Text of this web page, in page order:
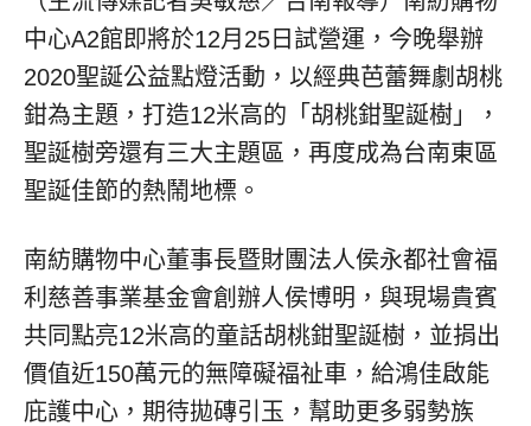
中心A2館即將於12月25日試營運，今晚舉辦
2020聖誕公益點燈活動，以經典芭蕾舞劇胡桃
鉗為主題，打造12米高的「胡桃鉗聖誕樹」，
聖誕樹旁還有三大主題區，再度成為台南東區
聖誕佳節的熱鬧地標。
南紡購物中心董事長暨財團法人侯永都社會福
利慈善事業基金會創辦人侯博明，與現場貴賓
共同點亮12米高的童話胡桃鉗聖誕樹，並捐出
價值近150萬元的無障礙福祉車，給鴻佳啟能
庇護中心，期待拋磚引玉，幫助更多弱勢族